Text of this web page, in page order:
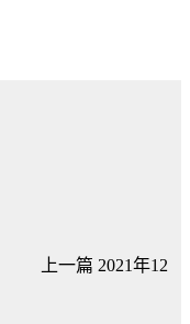
上一篇 2021年12